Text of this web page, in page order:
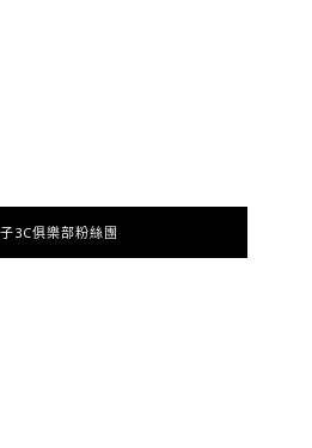
3C俱樂部粉絲團